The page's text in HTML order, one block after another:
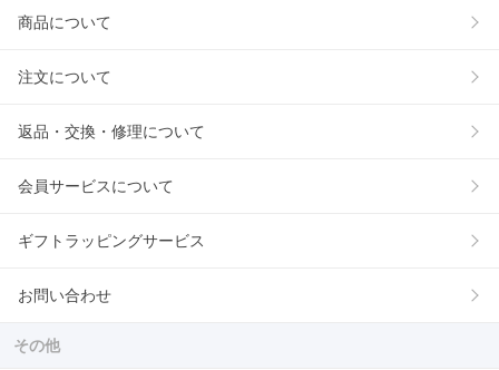
商品について
注文について
返品・交換・修理について
会員サービスについて
ギフトラッピングサービス
お問い合わせ
その他